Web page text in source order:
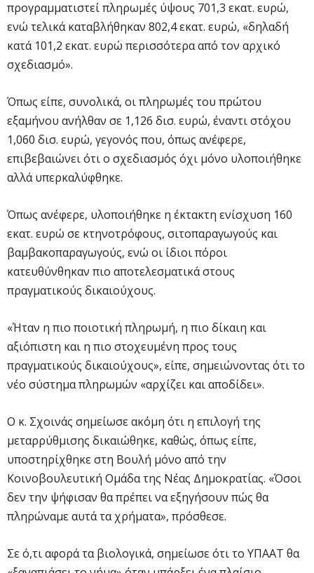
προγραμματιστεί πληρωμές ύψους 701,3 εκατ. ευρώ,
ενώ τελικά καταβλήθηκαν 802,4 εκατ. ευρώ, «δηλαδή
κατά 101,2 εκατ. ευρώ περισσότερα από τον αρχικό
σχεδιασμό».
Όπως είπε, συνολικά, οι πληρωμές του πρώτου
εξαμήνου ανήλθαν σε 1,126 δισ. ευρώ, έναντι στόχου
1,060 δισ. ευρώ, γεγονός που, όπως ανέφερε,
επιβεβαιώνει ότι ο σχεδιασμός όχι μόνο υλοποιήθηκε
αλλά υπερκαλύφθηκε.
Όπως ανέφερε, υλοποιήθηκε η έκτακτη ενίσχυση 160
εκατ. ευρώ σε κτηνοτρόφους, σιτοπαραγωγούς και
βαμβακοπαραγωγούς, ενώ οι ίδιοι πόροι
κατευθύνθηκαν πιο αποτελεσματικά στους
πραγματικούς δικαιούχους.
«Ήταν η πιο ποιοτική πληρωμή, η πιο δίκαιη και
αξιόπιστη και η πιο στοχευμένη προς τους
πραγματικούς δικαιούχους», είπε, σημειώνοντας ότι το
νέο σύστημα πληρωμών «αρχίζει και αποδίδει».
Ο κ. Σχοινάς σημείωσε ακόμη ότι η επιλογή της
μεταρρύθμισης δικαιώθηκε, καθώς, όπως είπε,
υποστηρίχθηκε στη Βουλή μόνο από την
Κοινοβουλευτική Ομάδα της Νέας Δημοκρατίας. «Όσοι
δεν την ψήφισαν θα πρέπει να εξηγήσουν πώς θα
πληρώναμε αυτά τα χρήματα», πρόσθεσε.
Σε ό,τι αφορά τα βιολογικά, σημείωσε ότι το ΥΠΑΑΤ θα